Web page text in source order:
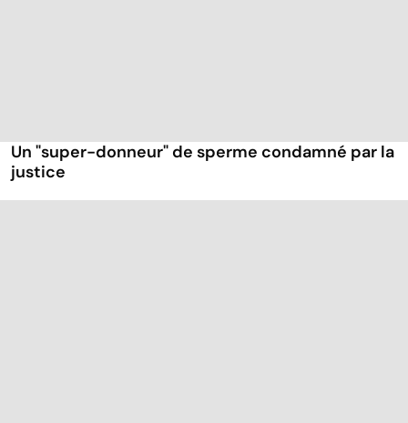
Un "super-donneur" de sperme condamné par la
justice